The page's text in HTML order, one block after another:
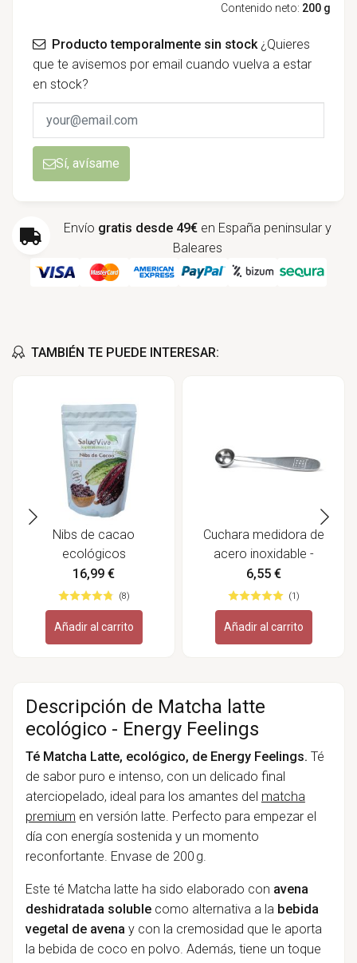
Contenido neto: 200 g
Producto temporalmente sin stock¿Quieres
que te avisemos por email cuando vuelva a estar
en stock?
Sí, avísame
Envío gratis desde 49€ en España peninsular y
Baleares
TAMBIÉN TE PUEDE INTERESAR:
Nibs de cacao
ecológicos
16,99 €
(8)
Añadir al carrito
Cuchara medidora de
acero inoxidable -
Matcha & Co
6,55 €
(1)
Añadir al carrito
Descripción de Matcha latte
ecológico - Energy Feelings
Té Matcha Latte, ecológico, de Energy Feelings. Té
de sabor puro e intenso, con un delicado final
aterciopelado, ideal para los amantes del matcha
premium en versión latte. Perfecto para empezar el
día con energía sostenida y un momento
reconfortante. Envase de 200 g.
Este té Matcha latte ha sido elaborado con avena
deshidratada solublecomo alternativa a la bebida
vegetal de avena y con la cremosidad que le aporta
la bebida de coco en polvo. Además, tiene un toque